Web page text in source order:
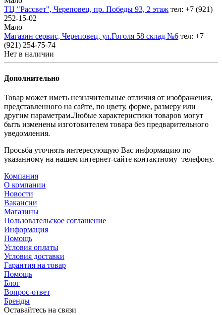
ТЦ "Рассвет", Череповец, пр. Победы 93, 2 этаж тел: +7 (921)
252-15-02
Мало
Магазин сервис, Череповец, ул.Гоголя 58 склад №6 тел: +7
(921) 254-75-74
Нет в наличии
Дополнительно
Товар может иметь незначительные отличия от изображения,
представленного на сайте, по цвету, форме, размеру или
другим параметрам.Любые характеристики товаров могут
быть изменены изготовителем товара без предварительного
уведомления.
Просьба уточнять интересующую Вас информацию по
указанному на нашем интернет-сайте контактному телефону.
Компания
О компании
Новости
Вакансии
Магазины
Пользовательское соглашение
Информация
Помощь
Условия оплаты
Условия доставки
Гарантия на товар
Помощь
Блог
Вопрос-ответ
Бренды
Оставайтесь на связи